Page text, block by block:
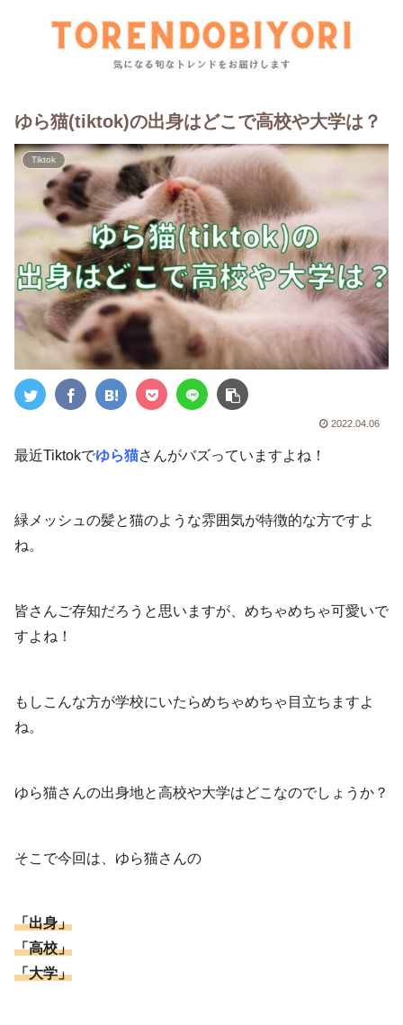
ゆら猫(tiktok)の出身はどこで高校や大学は？
Tiktok
2022.04.06
最近Tiktokでゆら猫さんがバズっていますよね！
緑メッシュの髪と猫のような雰囲気が特徴的な方ですよ
ね。
皆さんご存知だろうと思いますが、めちゃめちゃ可愛いで
すよね！
もしこんな方が学校にいたらめちゃめちゃ目立ちますよ
ね。
ゆら猫さんの出身地と高校や大学はどこなのでしょうか？
そこで今回は、ゆら猫さんの
「出身」
「高校」
「大学」